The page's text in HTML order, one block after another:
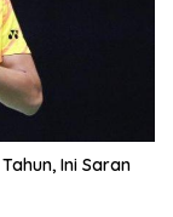
Ini Saran